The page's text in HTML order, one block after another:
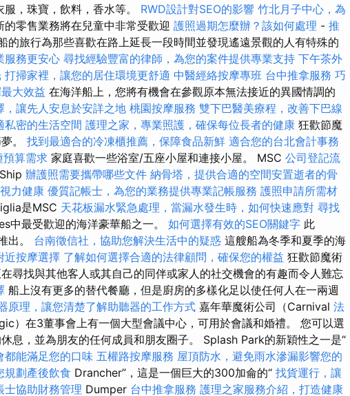
，珠寶，飲料，香水等。 RWD設計對SEO的影響 竹北月子中心，為
的零售業務將在兒童中非常受歡迎 護照過期怎麼辦？該如何處理 - 推
的旅行為那些喜歡在路上延長一段時間並發現遙遠景觀的人有特殊的
服務更安心 尋找經驗豐富的律師，為您的案件提供專業支持 下午茶外
打掃家裡，讓您的居住環境更舒適 中醫經絡按摩專班 台中推拿服務 巧
大效益 在海洋船上，您將有機會在參觀原本無法接近的異國情調的
，讓先人安息於安詳之地 桃園按摩服務 雙下巴醫美療程，改善下巴線
私密的生活空間 護理之家，專業照護，確保每位長者的健康 狂歡節魔
。 找到最適合的冷凍櫃推薦，保障食品新鮮 適合您的台北會計事務
算需求 家庭喜歡一些浴室/五座小屋和連接小屋。 MSC 公司登記流
辦護照需要攜帶哪些文件 納骨塔，提供合適的空間安置逝者的骨
力健康 優質記帳士，為您的業務提供專業記帳服務 護照申請所需材
是MSC 天花板漏水緊急處理，當漏水發生時，如何快速應對 尋找
中最受歡迎的海洋豪華船之一。 如何選擇有效的SEO關鍵字 此
出。 台南徵信社，協助您解決生活中的疑惑 這艘船為冬季和夏季的海
近按摩選擇 了解如何選擇合適的法律顧問，確保您的權益 狂歡節魔術
尋找與其他客人或其自己的同伴或家人的社交機會的有趣而令人難忘
船上沒有更多的替代餐廳，但是廚房的多樣化足以使任何人在一兩週
原理，讓您清楚了解助聽器的工作方式 嘉年華魔術公司（Carnival 法
）在3董事會上有一個大型會議中心，可用於會議和婚禮。 您可以選
息，並為朋友的任何成員和朋友圈子。 Splash Park的新穎性之一是“
都能滿足您的口味 五權路按摩服務 屋頂防水，避免雨水滲漏影響您的
規劃產後飲食 Drancher”，這是一個巨大的300加侖的“ 找貨運行，讓
士協助財務管理 Dumper 台中推拿服務 護理之家服務介紹，打造健康